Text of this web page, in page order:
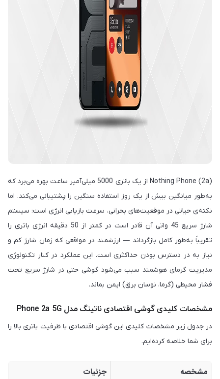
Nothing Phone (2a) از یک باتری 5000 میلی‌آمپر ساعت بهره می‌برد که
به‌طور میانگین بیش از یک روز استفاده سنگین را پشتیبانی می‌کند. اما
نکته‌ی حیاتی در موقعیت‌های بحرانی، سرعت بازیابی انرژی است: سیستم
شارژ سریع 45 واتی آن قادر است در کمتر از 50 دقیقه انرژی باتری را
تقریباً به‌طور کامل بازگرداند — ارزشمند در مواقعی که زمان شارژ کم و
نیاز به در دسترس بودن حداکثری است. این عملکرد در کنار تکنولوژی
مدیریت گرمای هوشمند سبب می‌شود گوشی حتی در شارژ سریع تحت
فشار محیطی (گرما، نوسان برق) ایمن بماند.
مشخصات کلیدی گوشی اقتصادی ناتینگ مدل Phone 2a 5G
در جدول زیر مشخصات کلیدی این گوشی اقتصادی با ظرفیت باتری بالا را
برای شما خلاصه کرده‌ایم.
مشخصه
جزئیات